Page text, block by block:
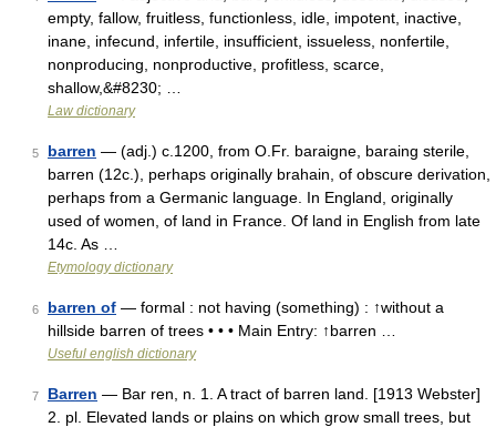
empty, fallow, fruitless, functionless, idle, impotent, inactive,
inane, infecund, infertile, insufficient, issueless, nonfertile,
nonproducing, nonproductive, profitless, scarce,
shallow,&#8230; …
Law dictionary
5 barren — (adj.) c.1200, from O.Fr. baraigne, baraing sterile,
barren (12c.), perhaps originally brahain, of obscure derivation,
perhaps from a Germanic language. In England, originally
used of women, of land in France. Of land in English from late
14c. As …
Etymology dictionary
6 barren of — formal : not having (something) : ↑without a
hillside barren of trees • • • Main Entry: ↑barren …
Useful english dictionary
7 Barren — Bar ren, n. 1. A tract of barren land. [1913 Webster]
2. pl. Elevated lands or plains on which grow small trees, but